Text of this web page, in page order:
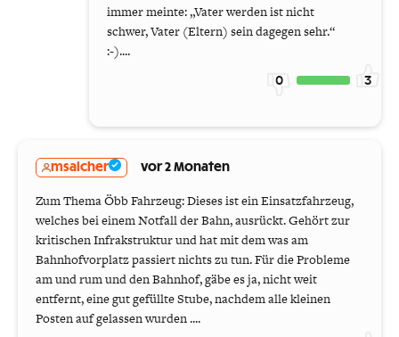
immer meinte: „Vater werden ist nicht
schwer, Vater (Eltern) sein dagegen sehr.“
:-)....
0 3
msalcher vor 2 Monaten
Zum Thema Öbb Fahrzeug: Dieses ist ein Einsatzfahrzeug,
welches bei einem Notfall der Bahn, ausrückt. Gehört zur
kritischen Infrakstruktur und hat mit dem was am
Bahnhofvorplatz passiert nichts zu tun. Für die Probleme
am und rum und den Bahnhof, gäbe es ja, nicht weit
entfernt, eine gut gefüllte Stube, nachdem alle kleinen
Posten auf gelassen wurden ....